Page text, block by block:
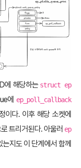
에 해당하는 struct ep
에 ep_poll_callback
이다. 이후 해당 소켓에
트리거된다. 아울러 ep
지도 이 단계에서 함께